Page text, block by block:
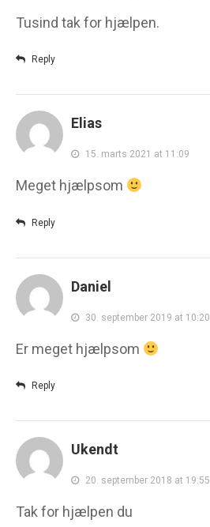
Tusind tak for hjælpen.
Reply
Elias
15. marts 2021 at 11:09
Meget hjælpsom
Reply
Daniel
30. september 2019 at 10:20
Er meget hjælpsom
Reply
Ukendt
20. september 2018 at 19:55
Tak for hjælpen du